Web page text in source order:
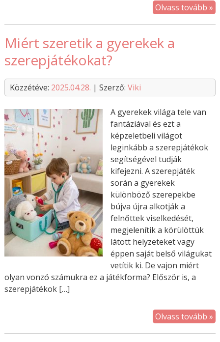
Olvass tovább »
Miért szeretik a gyerekek a
szerepjátékokat?
Közzétéve: 2025.04.28. | Szerző: Viki
A gyerekek világa tele van
fantáziával és ezt a
képzeletbeli világot
leginkább a szerepjátékok
segítségével tudják
kifejezni. A szerepjáték
során a gyerekek
különböző szerepekbe
bújva újra alkotják a
felnőttek viselkedését,
megjelenítik a körülöttük
látott helyzeteket vagy
éppen saját belső világukat
vetítik ki. De vajon miért
olyan vonzó számukra ez a játékforma? Először is, a
szerepjátékok […]
Olvass tovább »